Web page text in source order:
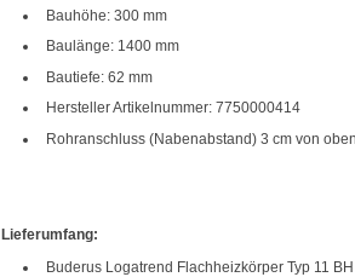
Bauhöhe: 300 mm
Baulänge: 1400 mm
Bautiefe: 62 mm
Hersteller Artikelnummer: 7750000414
Rohranschluss (Nabenabstand) 3 cm von
Lieferumfang:
Buderus Logatrend Flachheizkörper Typ 11